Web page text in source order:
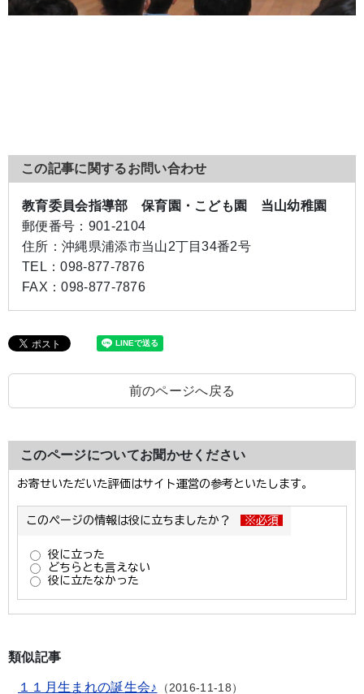
この記事に関するお問い合わせ
教育委員会指導部 保育園・こども園 当山幼稚園
郵便番号： 901-2104
住所： 沖縄県浦添市当山2丁目34番2号
TEL：098-877-7876
FAX：098-877-7876
前のページへ戻る
このページについてお聞かせください
類似記事
１１月生まれの誕生会♪ 2016-11-18